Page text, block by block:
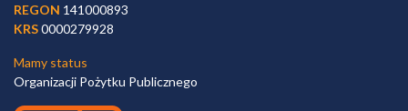
REGON 141000893
KRS0000279928
Mamy status
Organizacji Pożytku Publicznego